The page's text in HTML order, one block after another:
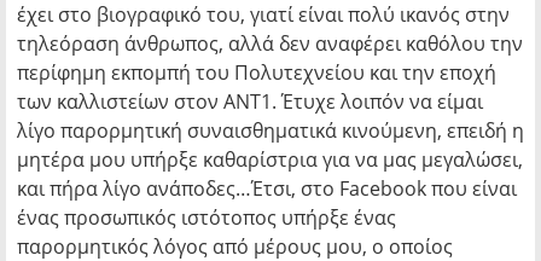
έχει στο βιογραφικό του, γιατί είναι πολύ ικανός στην
τηλεόραση άνθρωπος, αλλά δεν αναφέρει καθόλου την
περίφημη εκπομπή του Πολυτεχνείου και την εποχή
των καλλιστείων στον ΑΝΤ1. Έτυχε λοιπόν να είμαι
λίγο παρορμητική συναισθηματικά κινούμενη, επειδή η
μητέρα μου υπήρξε καθαρίστρια για να μας μεγαλώσει,
και πήρα λίγο ανάποδες…Έτσι, στο Facebook που είναι
ένας προσωπικός ιστότοπος υπήρξε ένας
παρορμητικός λόγος από μέρους μου, ο οποίος